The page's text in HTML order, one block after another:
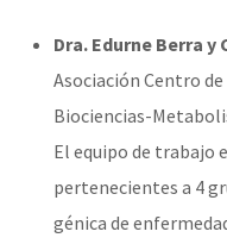
Dra. Edurne Berra y
Asociación Centro
Biociencias-
El equipo de trabajo
pertenecientes a 4
génica de